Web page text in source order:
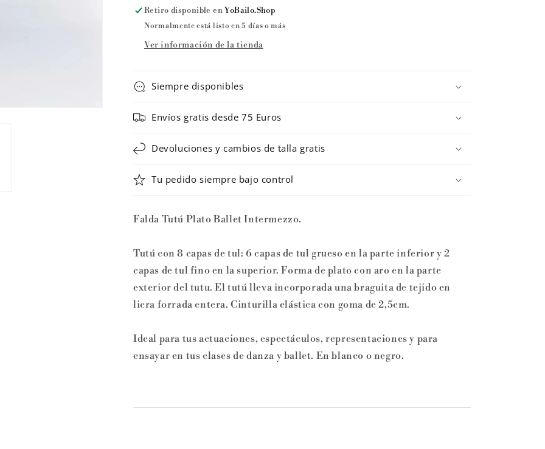
FALPLAT
de
FALPLAT
de
Retiro disponible enYoBailo.Shop
Normalmente está listo en 5 días o más
Ver información de la tienda
Siempre disponibles
Envíos gratis desde 75 Euros
Devoluciones y cambios de talla gratis
Tu pedido siempre bajo control
Falda Tutú Plato Ballet Intermezzo.
Tutú con 8 capas de tul: 6 capas de tul grueso en la parte inferior y 2
capas de tul fino en la superior. Forma de plato con aro en la parte
exterior del tutu. El tutú lleva incorporada una braguita de tejido en
licra forrada entera. Cinturilla elástica con goma de 2,5cm.
Ideal para tus actuaciones, espectáculos, representaciones y para
ensayar en tus clases de danza y ballet. En blanco o negro.